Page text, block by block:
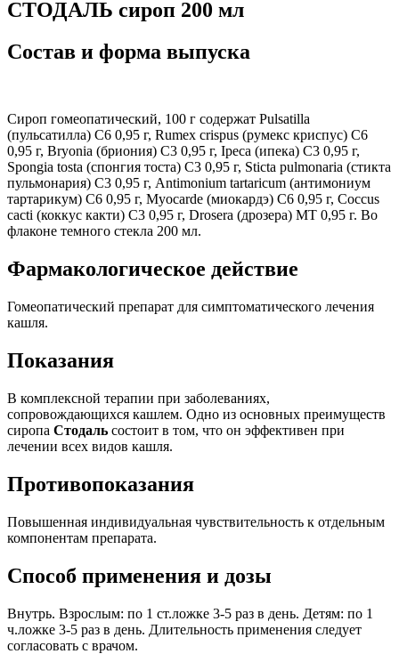
СТОДАЛЬ сироп 200 мл
Состав и форма выпуска
Сироп гомеопатический, 100 г содержат Pulsatilla
(пульсатилла) C6 0,95 г, Rumex crispus (румекс криспус) C6
0,95 г, Bryonia (бриония) C3 0,95 г, Ipeca (ипека) C3 0,95 г,
Spongia tosta (спонгия тоста) C3 0,95 г, Sticta pulmonaria (стикта
пульмонария) C3 0,95 г, Antimonium tartaricum (антимониум
тартарикум) C6 0,95 г, Myocarde (миокардэ) C6 0,95 г, Coccus
cacti (коккус какти) C3 0,95 г, Drosera (дрозера) MT 0,95 г. Во
флаконе темного стекла 200 мл.
Фармакологическое действие
Гомеопатический препарат для симптоматического лечения
кашля.
Показания
В комплексной терапии при заболеваниях,
сопровождающихся кашлем. Одно из основных преимуществ
сиропа Стодаль состоит в том, что он эффективен при
лечении всех видов кашля.
Противопоказания
Повышенная индивидуальная чувствительность к отдельным
компонентам препарата.
Способ применения и дозы
Внутрь. Взрослым: по 1 ст.ложке 3-5 раз в день. Детям: по 1
ч.ложке 3-5 раз в день. Длительность применения следует
согласовать с врачом.